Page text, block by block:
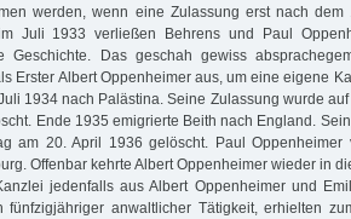
wer­den, wenn eine Zulassung erst nach dem
Juli 1933 verließen Behrens und Paul
Ge­schichte. Das geschah gewiss
Erster Albert Oppenheimer aus, um eine eigene
1934 nach Palästina. Seine Zulassung wurde
Ende 1935 emigrierte Beith nach England.
am 20. April 1936 gelöscht. Paul Oppenheimer
Offenbar kehrte Albert Oppenheimer wieder in
jedenfalls aus Albert Oppenheimer und
fünfzigjähriger anwaltlicher Tätigkeit, erhielten